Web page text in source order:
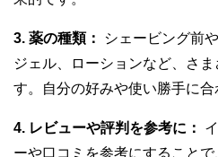
3. 薬の種類：
シェービング前
ジェル、ローションなど、さ
す。自分の好みや使い勝手に合
4. レビューや評判を参考に：
ーや口コミを参考にすること